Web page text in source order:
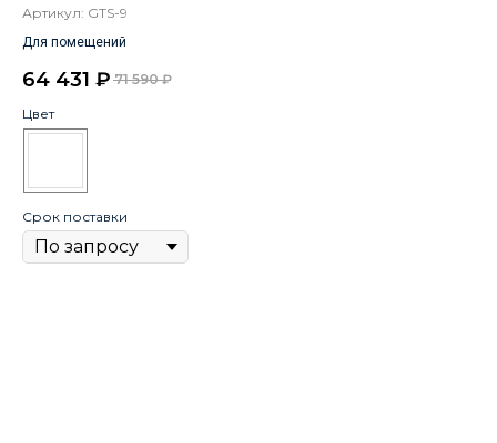
Артикул: GTS-9
Для помещений
64 431 ₽ 71 590 ₽
Цвет
Срок поставки